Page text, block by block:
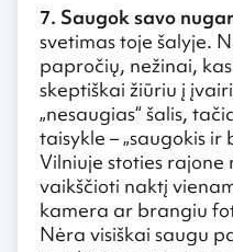
7. Saugok savo
svetimas toje šalyje.
papročių, nežinai,
skeptiškai žiūriu į
„nesaugias“ šalis,
taisykle – „saugokis ir
Vilniuje stoties
vaikščioti naktį
kamera ar brangiu
Nėra visiškai saugu